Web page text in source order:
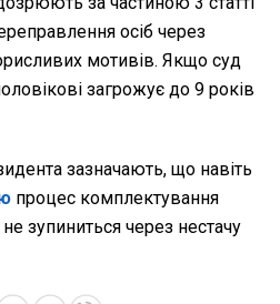
осіб через
мотивів. Якщо суд
загрожує до 9 років
зазначають, що навіть
процес комплектування
зупиниться через нестачу